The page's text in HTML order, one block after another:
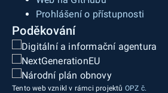
Prohlášení o přístupnosti
Poděkování
Tento web vznikl v rámci projektů OPZ č.